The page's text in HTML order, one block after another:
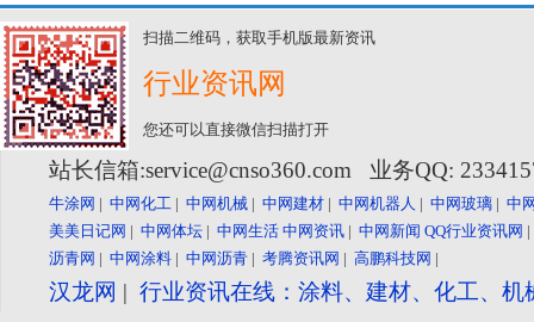
扫描二维码，获取手机版最新资讯
行业资讯网
您还可以直接微信扫描打开
站长信箱:service@cnso360.com 业务QQ:
牛涂网 | 中网化工 | 中网机械 | 中网建材 | 中网机器人 | 中网玻璃 | 中
美美日记网 | 中网体坛 | 中网生活 中网资讯 | 中网新闻 QQ行业资讯网
沥青网 | 中网涂料 | 中网沥青 | 考腾资讯网 | 高鹏科技网 |
汉龙网 | 行业资讯在线：涂料、建材、化工、